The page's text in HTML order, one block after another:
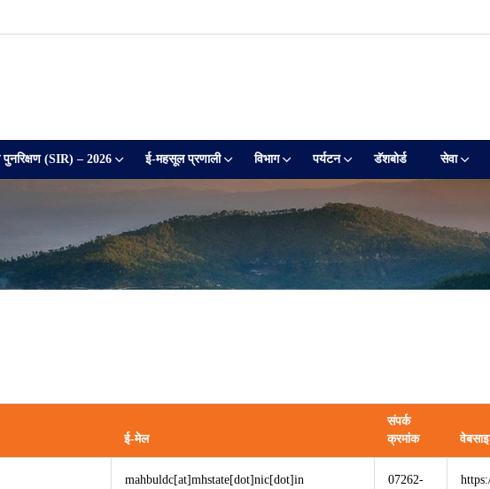
(SIR) – 2026 ई-महसूल प्रणाली विभाग पर्यटन डॅशबोर्ड सेवा
ई-मेल
संपर्क
क्रमांक
mahbuldc[at]mhstate[dot]nic[dot]in
07262-